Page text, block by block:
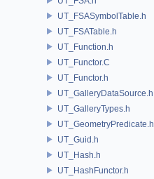
UT_FSASymbolTable.h
UT_FSATable.h
UT_Function.h
UT_Functor.C
UT_Functor.h
UT_GalleryDataSource.h
UT_GalleryTypes.h
UT_GeometryPredicate.h
UT_Guid.h
UT_Hash.h
UT_HashFunctor.h